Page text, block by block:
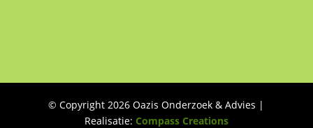
© Copyright 2026 Oazis Onderzoek & Advies |
Realisatie: Compass Creations